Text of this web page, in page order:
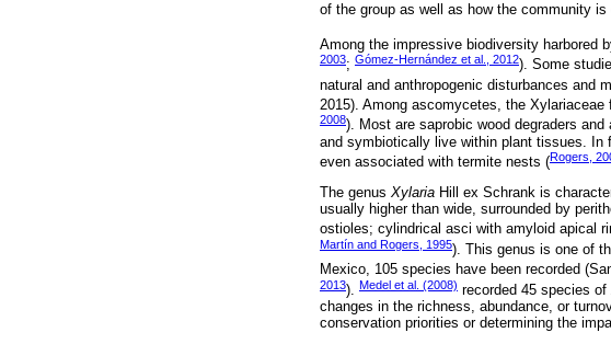
of the group as well as how the community is
Among the impressive biodiversity harbored
2003; Gómez-Hernández et al., 2012). Some
natural and anthropogenic disturbances and
2015). Among ascomycetes, the
2008). Most are saprobic wood degraders
and symbiotically live within plant tissues. In
even associated with termite nests (Rogers,
The genus Xylaria Hill ex Schrank is
usually higher than wide, surrounded by
ostioles; cylindrical asci with amyloid apical
Martín and Rogers, 1995). This genus is one of
Mexico, 105 species have been recorded
2013). Medel et al. (2008) recorded 45 species of
changes in the richness, abundance, or
conservation priorities or determining the